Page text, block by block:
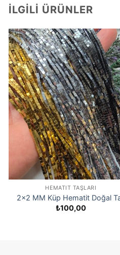
İLGILI ÜRÜNLER
HEMATIT TAŞLARI
2×2 MM Küp Hematit Doğal
₺100,00